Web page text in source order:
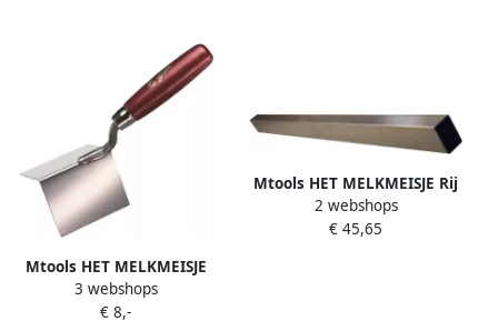
Mtools HET MELKMEISJE
Hoektroffel 80x60x60mm
RVS 90° buiten |
3 webshops
€ 8,-
Mtools HET MELKMEISJE Rij
Alu blok-profiel 6x4x250cm
|
2 webshops
€ 45,65